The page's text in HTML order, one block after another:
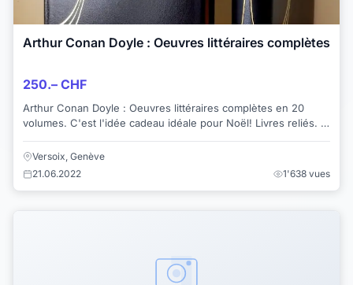
Arthur Conan Doyle : Oeuvres littéraires complètes
250.– CHF
Arthur Conan Doyle : Oeuvres littéraires complètes en 20
volumes. C'est l'idée cadeau idéale pour Noël! Livres reliés. I
- Girdlestone et Cie ...
Versoix, Genève
21.06.2022
1'638 vues